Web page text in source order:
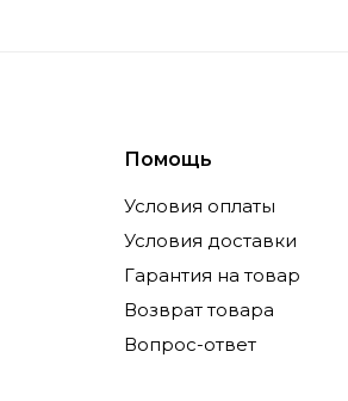
Помощь
Условия оплаты
Условия доставки
Гарантия на товар
Возврат товара
Вопрос-ответ